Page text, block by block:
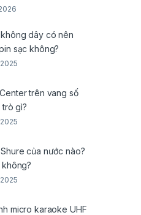
dây có nên
sạc không?
trên vang số
gì?
của nước nào?
micro karaoke UHF